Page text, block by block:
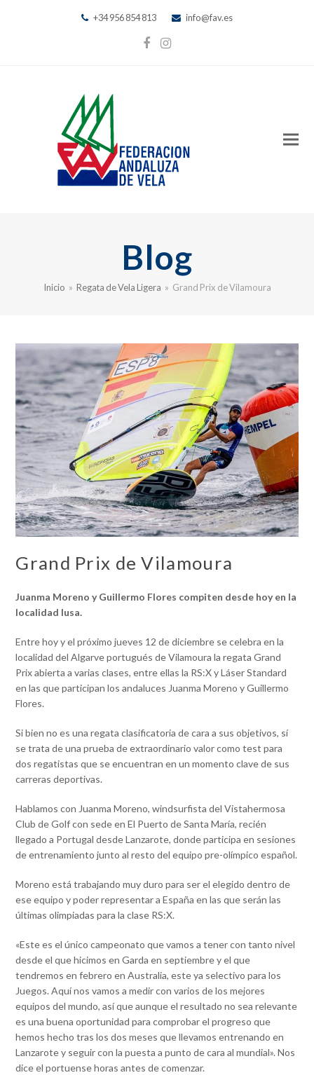
+34 956 854 813 info@fav.es
Facebook
Instagram
Blog
Inicio » Regata de Vela Ligera » Grand Prix de Vilamoura
Grand Prix de Vilamoura
Juanma Moreno y Guillermo Flores compiten desde hoy en la
localidad lusa.
Entre hoy y el próximo jueves 12 de diciembre se celebra en la
localidad del Algarve portugués de Vilamoura la regata Grand
Prix abierta a varias clases, entre ellas la RS:X y Láser Standard
en las que participan los andaluces Juanma Moreno y Guillermo
Flores.
Si bien no es una regata clasificatoria de cara a sus objetivos, sí
se trata de una prueba de extraordinario valor como test para
dos regatistas que se encuentran en un momento clave de sus
carreras deportivas.
Hablamos con Juanma Moreno, windsurfista del Vistahermosa
Club de Golf con sede en El Puerto de Santa María, recién
llegado a Portugal desde Lanzarote, donde participa en sesiones
de entrenamiento junto al resto del equipo pre-olímpico español.
Moreno está trabajando muy duro para ser el elegido dentro de
ese equipo y poder representar a España en las que serán las
últimas olimpiadas para la clase RS:X.
«Este es el único campeonato que vamos a tener con tanto nivel
desde el que hicimos en Garda en septiembre y el que
tendremos en febrero en Australia, este ya selectivo para los
Juegos. Aquí nos vamos a medir con varios de los mejores
equipos del mundo, así que aunque el resultado no sea relevante
es una buena oportunidad para comprobar el progreso que
hemos hecho tras los dos meses que llevamos entrenando en
Lanzarote y seguir con la puesta a punto de cara al mundial». Nos
dice el portuense horas antes de comenzar.